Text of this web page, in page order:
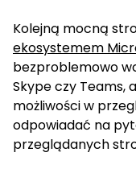
Kolejną mocną
ekosystemem
bezproblemowo
Skype czy Teams,
możliwości w
odpowiadać na
przeglądanych